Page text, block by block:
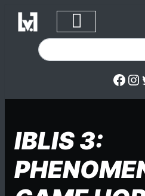
Skip to content
Facebook
Instagram
IBLIS 3:
Posted on
Posted in
Posted in